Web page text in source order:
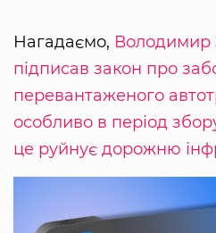
Нагадаємо, Володимир
підписав закон про
перевантаженого
особливо в період
це руйнує дорожню